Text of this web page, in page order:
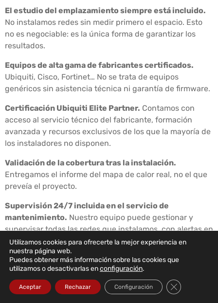
El estudio del emplazamiento siempre está incluido.
No instalamos redes sin medir primero el espacio. Esto
no es negociable: es la única forma de garantizar los
resultados.
Equipos de alta gama de fabricantes certificados.
Ubiquiti, Cisco, Fortinet… No se trata de equipos
genéricos sin asistencia técnica ni garantía de firmware.
Certificación Ubiquiti Elite Partner. Contamos con
acceso al servicio técnico del fabricante, formación
avanzada y recursos exclusivos de los que la mayoría de
los instaladores no disponen.
Validación de la cobertura tras la instalación.
Entregamos el informe del mapa de calor real, no el que
preveía el proyecto.
Supervisión 24/7 incluida en el servicio de
mantenimiento. Nuestro equipo puede gestionar y
supervisar todas las redes que instalamos, con alertas en
tiempo real e intervención proactiva.
Documentación completa entregada al cliente.
Esquema de la red actualizado, configuraciones
exportadas, credenciales de acceso y manual de gestión
básica, para que el cliente nunca dependa del instalador.
Utilizamos cookies para ofrecerte la mejor experiencia en
nuestra página web.
Puedes obtener más información sobre las cookies que
utilizamos o desactivarlas enconfiguración.
Aceptar Rechazar Configuración Cerrar el